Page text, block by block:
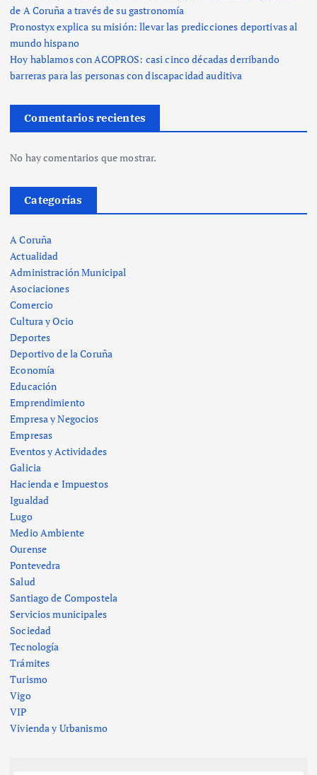
de A Coruña a través de su gastronomía
Pronostyx explica su misión: llevar las predicciones deportivas al
mundo hispano
Hoy hablamos con ACOPROS: casi cinco décadas derribando
barreras para las personas con discapacidad auditiva
Comentarios recientes
No hay comentarios que mostrar.
Categorías
A Coruña
Actualidad
Administración Municipal
Asociaciones
Comercio
Cultura y Ocio
Deportes
Deportivo de la Coruña
Economía
Educación
Emprendimiento
Empresa y Negocios
Empresas
Eventos y Actividades
Galicia
Hacienda e Impuestos
Igualdad
Lugo
Medio Ambiente
Ourense
Pontevedra
Salud
Santiago de Compostela
Servicios municipales
Sociedad
Tecnología
Trámites
Turismo
Vigo
VIP
Vivienda y Urbanismo